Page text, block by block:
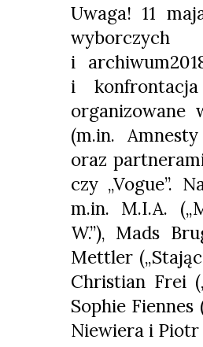
Uwaga! 11
i
i
organizowane
(m.in.
oraz
czy „Vogue”.
m.in. M.I.A.
W.”), Mads
Mettler
Christian Frei
Sophie
Niewiera i Piotr